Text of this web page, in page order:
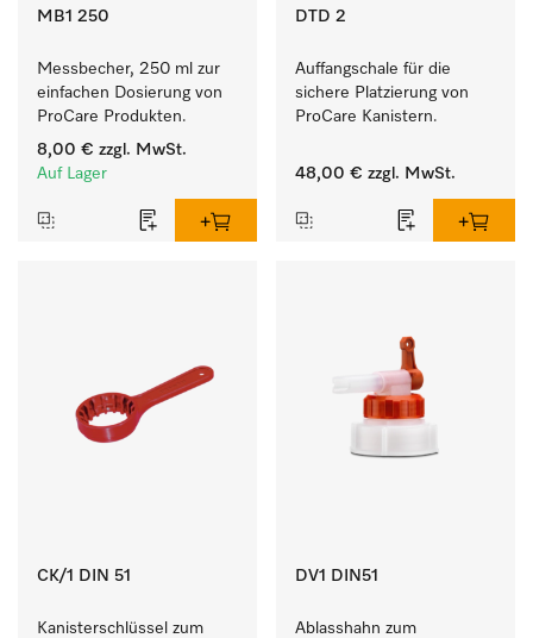
MB1 250
Messbecher, 250 ml zur
einfachen Dosierung von
ProCare Produkten.
8,00 € zzgl. MwSt.
Auf Lager
DTD 2
Auffangschale für die
sichere Platzierung von
ProCare Kanistern.
48,00 € zzgl. MwSt.
CK/1 DIN 51
Kanisterschlüssel zum
DV1 DIN51
Ablasshahn zum